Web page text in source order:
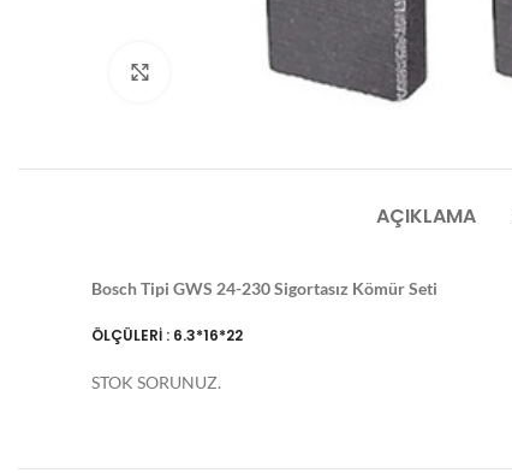
Click to enlarge
AÇIKLAMA
Bosch Tipi GWS 24-230 Sigortasız Kömür Seti
ÖLÇÜLERİ : 6.3*16*22
STOK SORUNUZ.